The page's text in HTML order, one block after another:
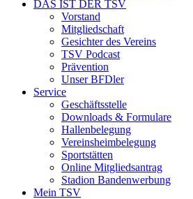
DAS IST DER TSV
Vorstand
Mitgliedschaft
Gesichter des Vereins
TSV Podcast
Prävention
Unser BFDler
Service
Geschäftsstelle
Downloads & Formulare
Hallenbelegung
Vereinsheimbelegung
Sportstätten
Online Mitgliedsantrag
Stadion Bandenwerbung
Mein TSV